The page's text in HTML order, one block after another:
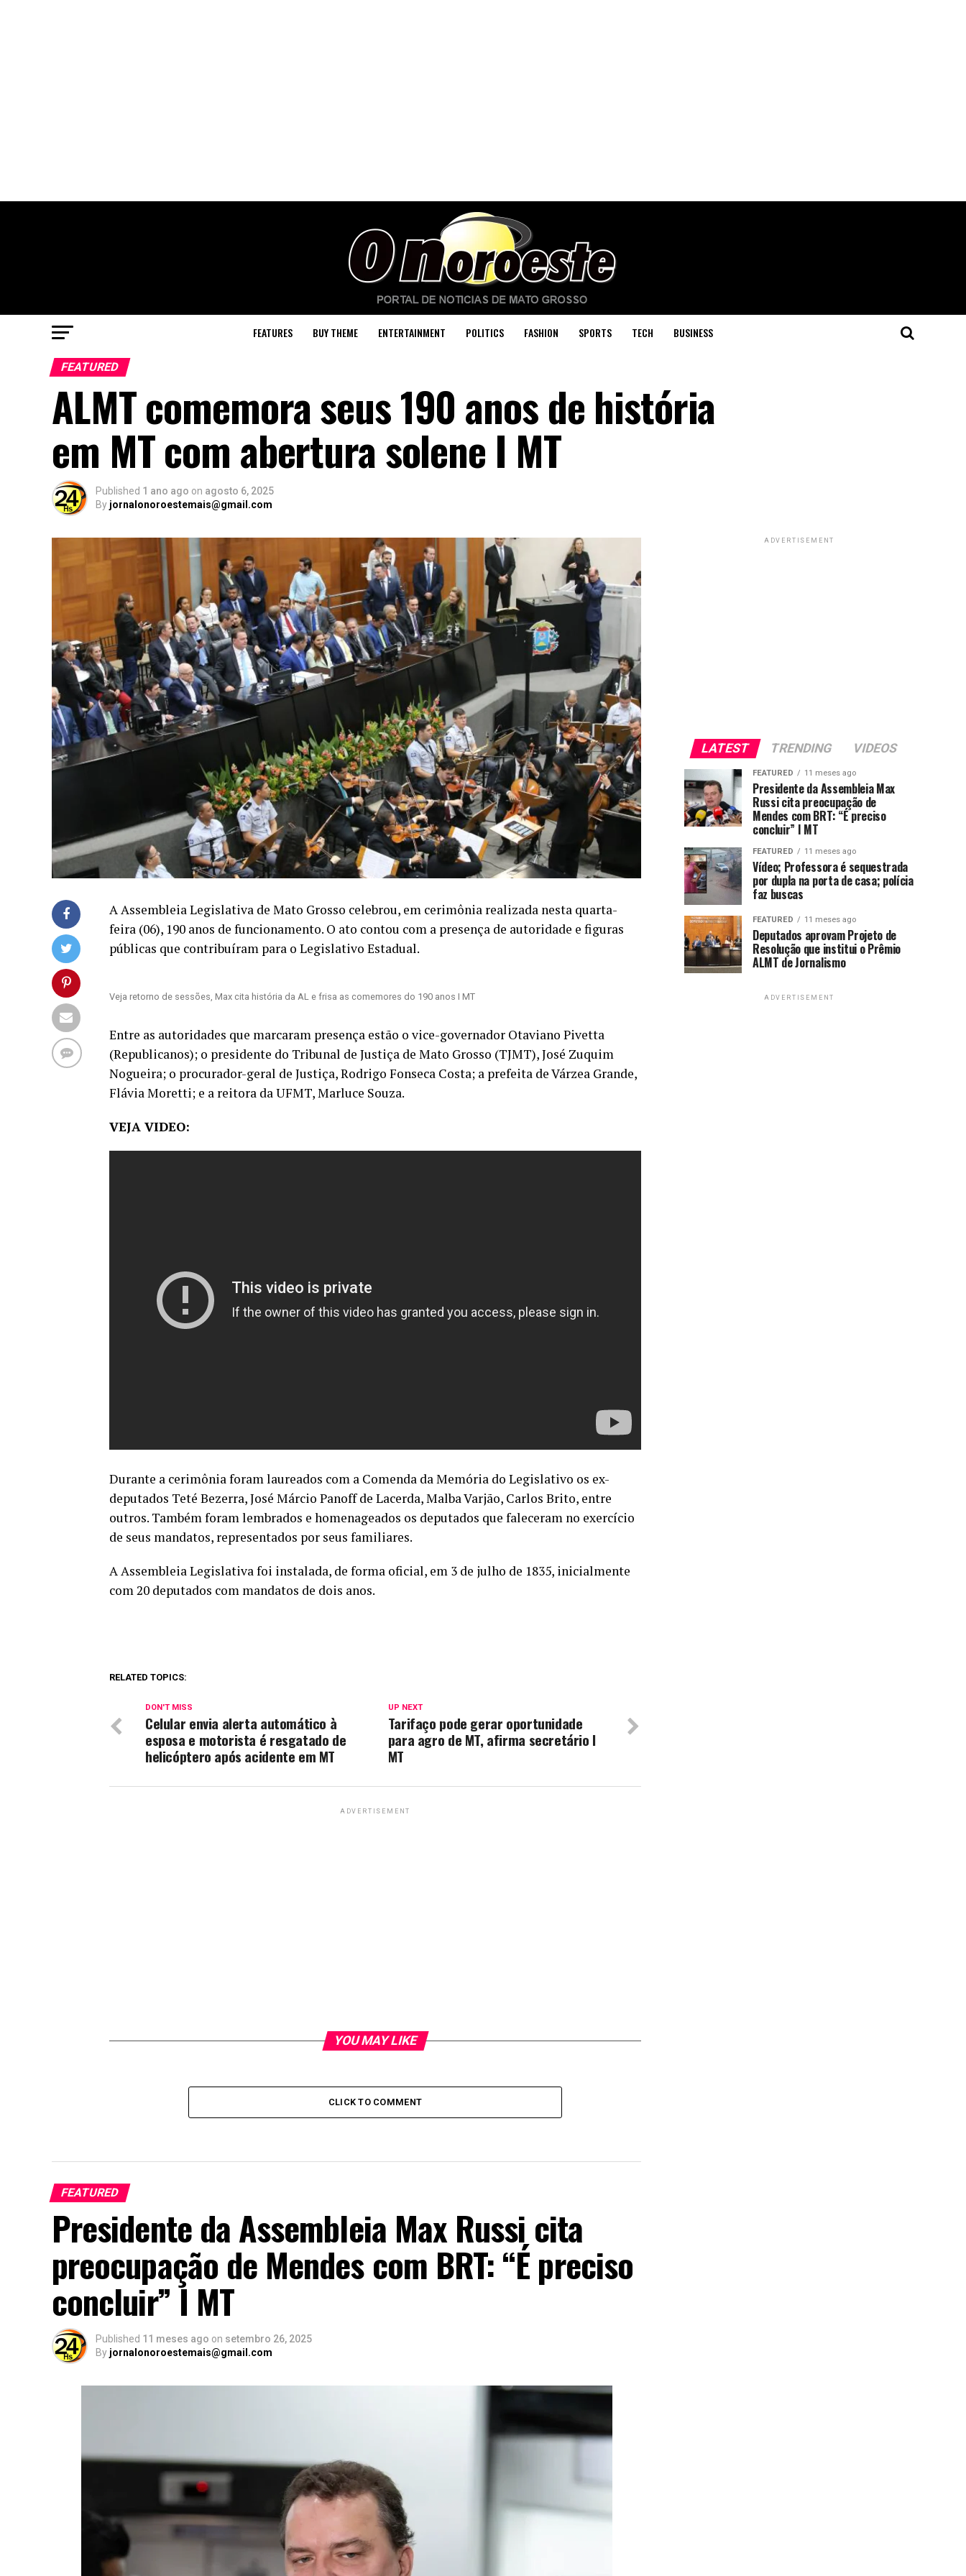
FEATURES BUY THEME ENTERTAINMENT POLITICS FASHION SPORTS TECH BUSINESS
FEATURED
ALMT comemora seus 190 anos de história
em MT com abertura solene I MT
Published 1 ano ago on agosto 6, 2025
By jornalonoroestemais@gmail.com
A Assembleia Legislativa de Mato Grosso celebrou, em cerimônia realizada nesta quarta-
feira (06), 190 anos de funcionamento. O ato contou com a presença de autoridade e figuras
públicas que contribuíram para o Legislativo Estadual.
Veja retorno de sessões, Max cita história da AL e frisa as comemores do 190 anos I MT
Entre as autoridades que marcaram presença estão o vice-governador Otaviano Pivetta
(Republicanos); o presidente do Tribunal de Justiça de Mato Grosso (TJMT), José Zuquim
Nogueira; o procurador-geral de Justiça, Rodrigo Fonseca Costa; a prefeita de Várzea Grande,
Flávia Moretti; e a reitora da UFMT, Marluce Souza.
VEJA VIDEO:
Durante a cerimônia foram laureados com a Comenda da Memória do Legislativo os ex-
deputados Teté Bezerra, José Márcio Panoff de Lacerda, Malba Varjão, Carlos Brito, entre
outros. Também foram lembrados e homenageados os deputados que faleceram no exercício
de seus mandatos, representados por seus familiares.
A Assembleia Legislativa foi instalada, de forma oficial, em 3 de julho de 1835, inicialmente
com 20 deputados com mandatos de dois anos.
RELATED TOPICS:
UP NEXT
Tarifaço pode gerar oportunidade
para agro de MT, afirma secretário I
MT
DON'T MISS
Celular envia alerta automático à
esposa e motorista é resgatado de
helicóptero após acidente em MT
ADVERTISEMENT
YOU MAY LIKE
CLICK TO COMMENT
FEATURED
Presidente da Assembleia Max Russi cita
preocupação de Mendes com BRT: “É preciso
concluir” I MT
Published 11 meses ago on setembro 26, 2025
By jornalonoroestemais@gmail.com
ADVERTISEMENT
LATEST TRENDING VIDEOS
FEATURED 11 meses ago
Presidente da Assembleia Max
Russi cita preocupação de
Mendes com BRT: “É preciso
concluir” I MT
FEATURED 11 meses ago
Vídeo; Professora é sequestrada
por dupla na porta de casa; polícia
faz buscas
FEATURED 11 meses ago
Deputados aprovam Projeto de
Resolução que institui o Prêmio
ALMT de Jornalismo
ADVERTISEMENT